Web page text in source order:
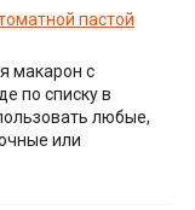
макарон с
по списку в
любые,
или